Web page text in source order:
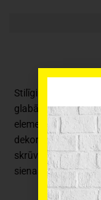
Stilīgi un praktiski
glabāšanai. Šie
elements, lieliski
dekorācijai.
skrūve; izvēlieties
sienas materiālu.